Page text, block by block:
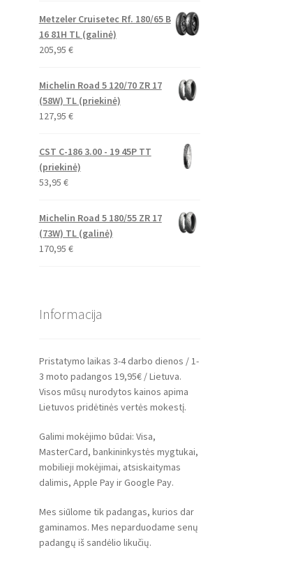
Metzeler Cruisetec Rf. 180/65 B
16 81H TL (galinė)
205,95 €
Michelin Road 5 120/70 ZR 17
(58W) TL (priekinė)
127,95 €
CST C-186 3.00 - 19 45P TT
(priekinė)
53,95 €
Michelin Road 5 180/55 ZR 17
(73W) TL (galinė)
170,95 €
Informacija
Pristatymo laikas 3-4 darbo dienos / 1-
3 moto padangos 19,95€ / Lietuva.
Visos mūsų nurodytos kainos apima
Lietuvos pridėtinės vertės mokestį.
Galimi mokėjimo būdai: Visa,
MasterCard, bankininkystės mygtukai,
mobilieji mokėjimai, atsiskaitymas
dalimis, Apple Pay ir Google Pay.
Mes siūlome tik padangas, kurios dar
gaminamos. Mes neparduodame senų
padangų iš sandėlio likučių.